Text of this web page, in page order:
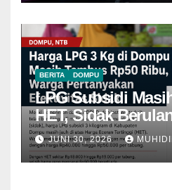
BERITA DOMPU
LPG Subsidi
HET, Sidak
Mampu Menekan
JUNI 30, 2026